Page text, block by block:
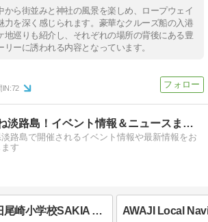
から街並みと神社の風景を楽しめ、ロープウェイ
力を深く感じられます。豪華なクルーズ船の入港
地巡りも紹介し、それぞれの場所の背後にある豊
ーに誘われる内容となっています。
IN:72
いいね淡路島！イベント情報＆ニュースまとめ
路島で開催されるイベント情報や最新情報をお
す
第8回 サキア祭｜旧尾崎小学校SAKIA （淡路市尾崎）｜2026/9/23